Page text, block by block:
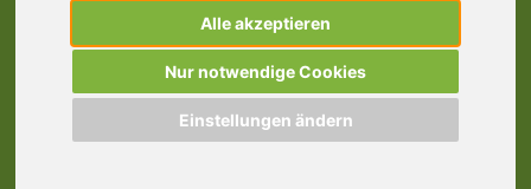
Alle akzeptieren
Nur notwendige Cookies
Einstellungen ändern
Schweißer (m/w/d) Autobranche Schicht,
Bessenbach
63856 Bessenbach